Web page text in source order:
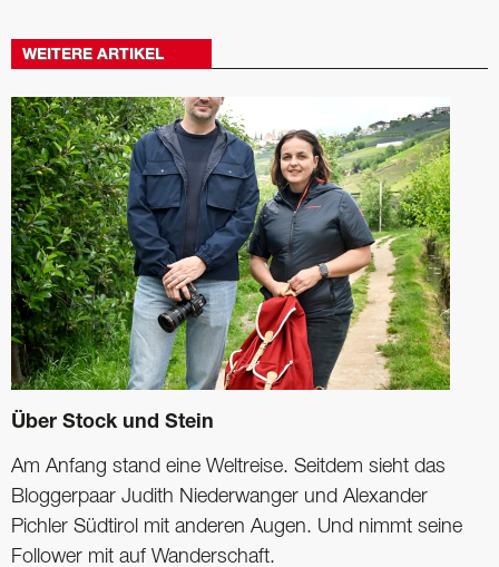
WEITERE ARTIKEL
Über Stock und Stein
Am Anfang stand eine Weltreise. Seitdem sieht das
Bloggerpaar Judith Niederwanger und Alexander
Pichler Südtirol mit anderen Augen. Und nimmt seine
Follower mit auf Wanderschaft.